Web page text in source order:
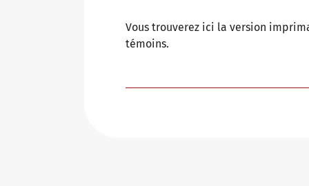
Vous trouverez ici la version
témoins.